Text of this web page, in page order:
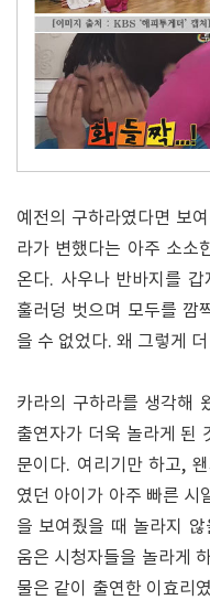
예전의 구하라였다면 보
라가 변했다는 아주 소소
온다. 사우나 반바지를
훌러덩 벗으며 모두를 깜
을 수 없었다. 왜 그렇게
카라의 구하라를 생각해
출연자가 더욱 놀라게 된
문이다. 여리기만 하고,
였던 아이가 아주 빠른 시
을 보여줬을 때 놀라지
움은 시청자들을 놀라게
물은 같이 출연한 이효리